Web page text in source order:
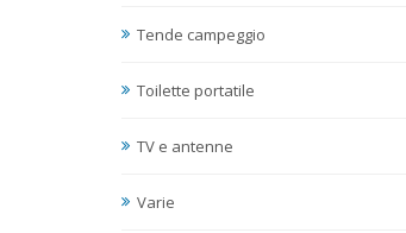
Tende campeggio
Toilette portatile
TV e antenne
Varie